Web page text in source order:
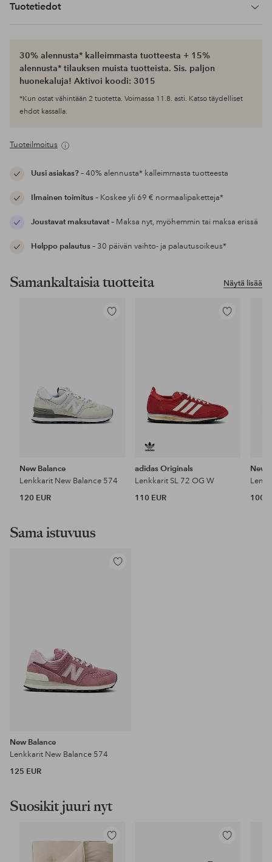
Tuotetiedot
30% alennusta* kalleimmasta tuotteesta + 15%
alennusta* tilauksen muista tuotteista. Sis. paljon
huonekaluja! Aktivoi koodi: 3015
*Kun ostat vähintään 2 tuotetta. Voimassa 11.8. asti. Katso täydelliset
ehdot kassalla.
Tuoteilmoitus
Uusi asiakas?– 40% alennusta* kalleimmasta tuotteesta
Ilmainen toimitus– Koskee yli 69 € normaalipaketteja*
Joustavat maksutavat– Maksa nyt, myöhemmin tai maksa erissä
Helppo palautus– 30 päivän vaihto- ja palautusoikeus*
Näytä lisää
Samankaltaisia tuotteita
Lisää
New Balance
Lenkkarit New Balance 574
120 EUR
Lisää
adidas Originals
Lenkkarit SL 72 OG W
110 EUR
New
100
Sama istuvuus
Lisää
New Balance
Lenkkarit New Balance 574
125 EUR
Suosikit juuri nyt
Lisää
Lisää